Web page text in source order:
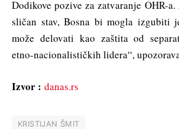
Dodikove pozive za zatvaranje OHR-
sličan stav, Bosna bi mogla izgubiti
može delovati kao zaštita od
etno-nacionalističkih lidera“,
Izvor : danas.rs
KRISTIJAN ŠMIT